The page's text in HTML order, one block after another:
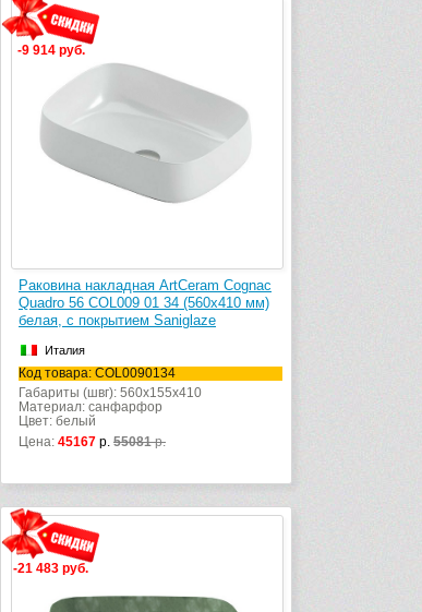
-9 914 руб.
Раковина накладная ArtCeram Cognac
Quadro 56 COL009 01 34 (560х410 мм)
белая, с покрытием Saniglaze
Италия
Код товара: COL0090134
Габариты (швг): 560x155x410
Материал: санфарфор
Цвет: белый
Цена: 45167 р. 55081р.
-21 483 руб.